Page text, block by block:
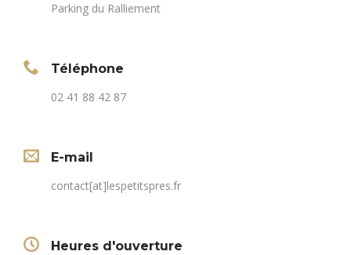
Parking du Ralliement
Téléphone
02 41 88 42 87
E-mail
contact[at]lespetitspres.fr
Heures d'ouverture